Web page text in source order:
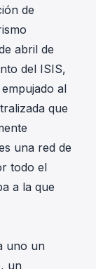
de
abril de
del ISIS,
al
que
una red de
todo el
a la que
uno un
un